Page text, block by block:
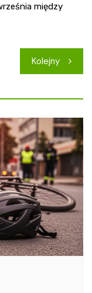
między
Kolejny